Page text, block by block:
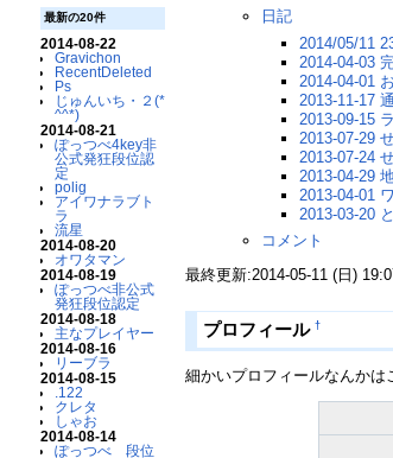
最新の20件
2014-08-22
Gravichon
RecentDeleted
Ps
じゅんいち・２(*
^^*)
2014-08-21
ぽっつべ4key非
公式発狂段位認
定
polig
アイワナラブト
ラ
流星
2014-08-20
オワタマン
2014-08-19
ぽっつべ非公式
発狂段位認定
2014-08-18
主なプレイヤー
2014-08-16
リーブラ
2014-08-15
.122
クレタ
しゃお
2014-08-14
ぽっつべ 段位
日記
2014/05/11
2014-04-03
2014-04-01
2013-11-17
2013-09-15
2013-07-29
2013-07-24
2013-04-29
2013-04-01
2013-03-20
コメント
最終更新:2014-05-11 (日)
プロフィール †
細かいプロフィールなんかは